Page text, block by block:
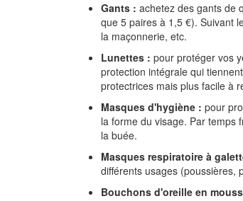
Gants : achetez des gants de
que 5 paires à 1,5 €). Suivant
la maçonnerie, etc.
Lunettes : pour protéger vos
protection intégrale qui
protectrices mais plus facile à
Masques d'hygiène : pour
la forme du visage. Par temps
la buée.
Masques respiratoire à
différents usages (poussières,
Bouchons d'oreille en